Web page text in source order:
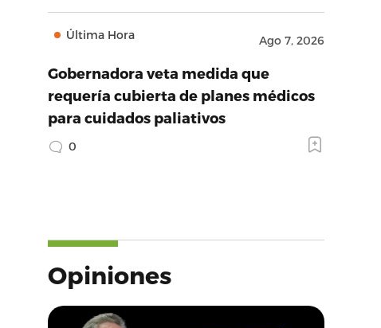
Última Hora Ago 7, 2026
Gobernadora veta medida que
requería cubierta de planes médicos
para cuidados paliativos
0
Opiniones